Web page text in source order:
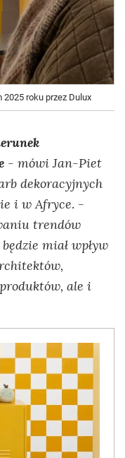
2025 roku przez Dulux
- mówi Jan-Piet
dekoracyjnych
i w Afryce. -
trendów
miał wpływ
ale i